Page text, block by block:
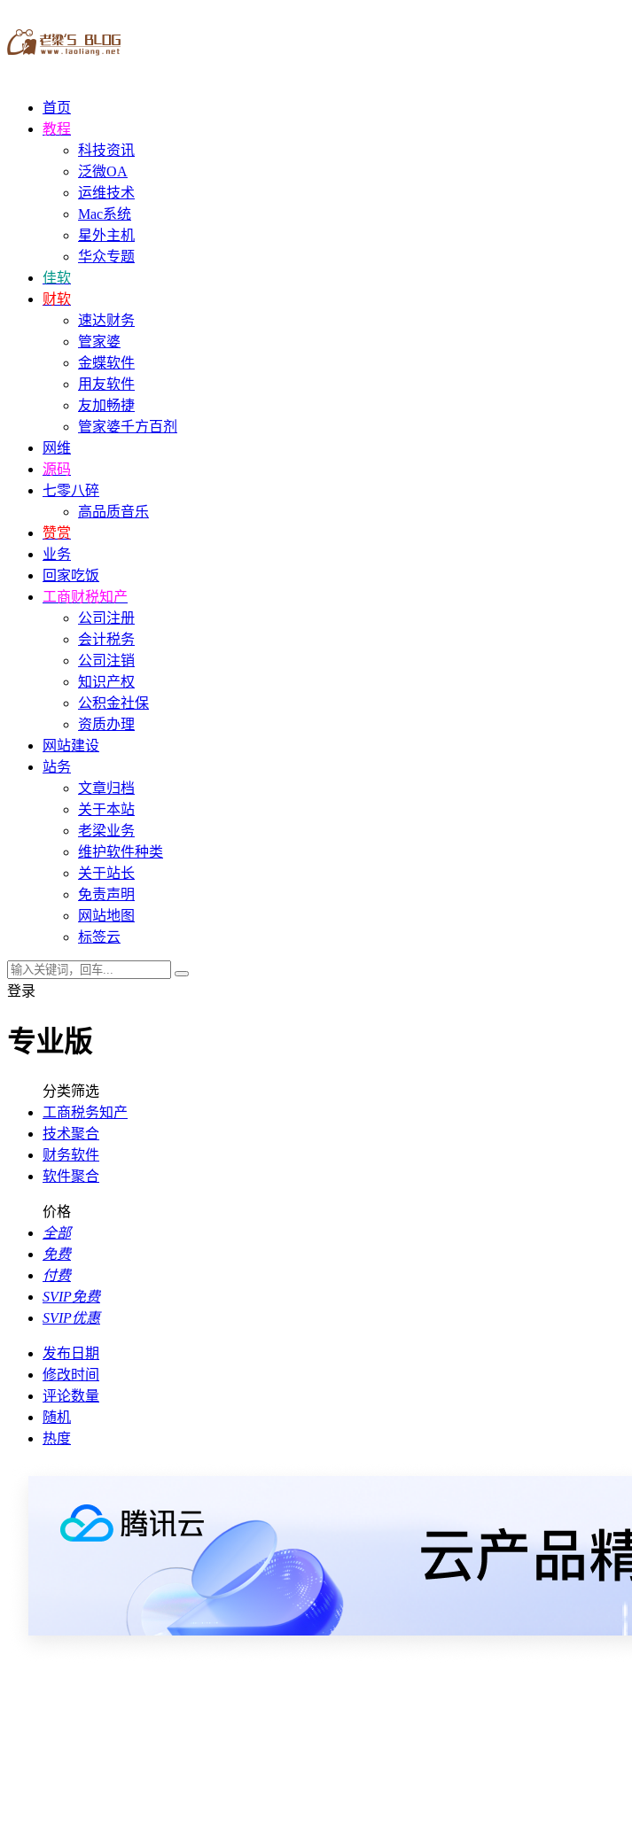
首页
教程
科技资讯
泛微OA
运维技术
Mac系统
星外主机
华众专题
佳软
财软
速达财务
管家婆
金蝶软件
用友软件
友加畅捷
管家婆千方百剂
网维
源码
七零八碎
高品质音乐
赞赏
业务
回家吃饭
工商财税知产
公司注册
会计税务
公司注销
知识产权
公积金社保
资质办理
网站建设
站务
文章归档
关于本站
老梁业务
维护软件种类
关于站长
免责声明
网站地图
标签云
登录
专业版
分类筛选
工商税务知产
技术聚合
财务软件
软件聚合
价格
全部
免费
付费
SVIP免费
SVIP优惠
发布日期
修改时间
评论数量
随机
热度